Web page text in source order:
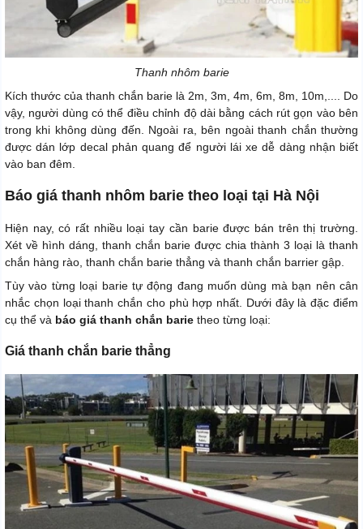
Thanh nhôm barie
Kích thước của thanh chắn barie là 2m, 3m, 4m, 6m, 8m, 10m,.... Do
vậy, người dùng có thể điều chỉnh độ dài bằng cách rút gọn vào bên
trong khi không dùng đến. Ngoài ra, bên ngoài thanh chắn thường
được dán lớp decal phản quang để người lái xe dễ dàng nhận biết
vào ban đêm.
Báo giá thanh nhôm barie theo loại tại Hà Nội
Hiện nay, có rất nhiều loại tay cần barie được bán trên thị trường.
Xét về hình dáng, thanh chắn barie được chia thành 3 loại là thanh
chắn hàng rào, thanh chắn barie thẳng và thanh chắn barrier gập.
Tùy vào từng loại barie tự động đang muốn dùng mà bạn nên cân
nhắc chọn loại thanh chắn cho phù hợp nhất. Dưới đây là đặc điểm
cụ thể và báo giá thanh chắn barie theo từng loại:
Giá thanh chắn barie thẳng